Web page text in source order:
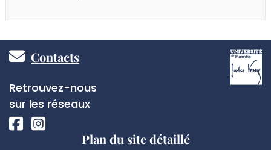
Pied
de
page
Contacts
Réseaux
sociaux
Retrouvez-nous
sur les réseaux
Plan du site détaillé